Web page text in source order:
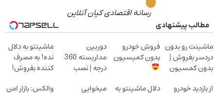
رسانه اقتصادی کیان آنلاین
مطالب پیشنهادی
ماشینت رو بدون
دردسر بفروش |
بدون کمسیون
فروش خودرو
بدون کمیسیون
دوربین
مداربسته 360
درجه | نصب
ماشینتو به دلال
نده! به مصرف
کننده بفروش!
یک تماس
از بازدید خودرو
دلال ماشینتو به
میخوایی
والکس: بازار امن